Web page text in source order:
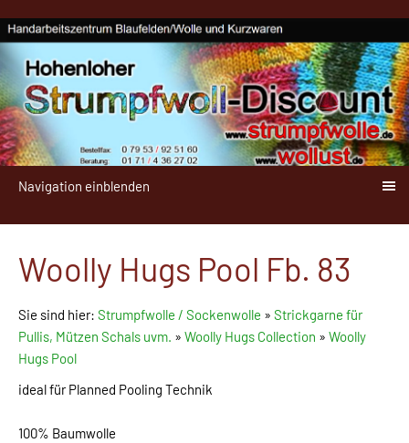
Navigation einblenden
Woolly Hugs Pool Fb. 83
Sie sind hier: Strumpfwolle / Sockenwolle » Strickgarne für
Pullis, Mützen Schals uvm. » Woolly Hugs Collection » Woolly
Hugs Pool
ideal für Planned Pooling Technik
100% Baumwolle